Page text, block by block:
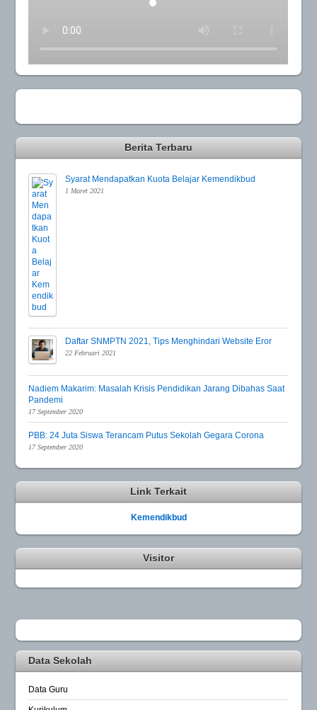
Berita Terbaru
Syarat Mendapatkan Kuota Belajar Kemendikbud
1 Maret 2021
Daftar SNMPTN 2021, Tips Menghindari Website Eror
22 Februari 2021
Nadiem Makarim: Masalah Krisis Pendidikan Jarang Dibahas Saat
Pandemi
17 September 2020
PBB: 24 Juta Siswa Terancam Putus Sekolah Gegara Corona
17 September 2020
Link Terkait
Kemendikbud
Visitor
Data Sekolah
Data Guru